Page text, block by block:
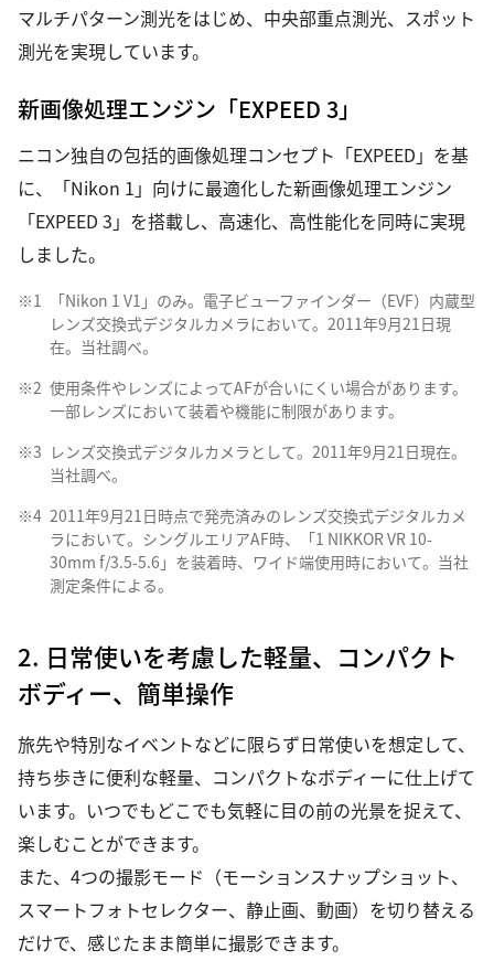
マルチパターン測光をはじめ、中央部重点測光、スポット
測光を実現しています。
新画像処理エンジン「EXPEED 3」
ニコン独自の包括的画像処理コンセプト「EXPEED」を基
に、「Nikon 1」向けに最適化した新画像処理エンジン
「EXPEED 3」を搭載し、高速化、高性能化を同時に実現
しました。
※1
「Nikon 1 V1」のみ。電子ビューファインダー（EVF）内蔵型
レンズ交換式デジタルカメラにおいて。2011年9月21日現
在。当社調べ。
※2 使用条件やレンズによってAFが合いにくい場合があります。
一部レンズにおいて装着や機能に制限があります。
※3 レンズ交換式デジタルカメラとして。2011年9月21日現在。
当社調べ。
※4 2011年9月21日時点で発売済みのレンズ交換式デジタルカメ
ラにおいて。シングルエリアAF時、「1 NIKKOR VR 10-
30mm f/3.5-5.6」を装着時、ワイド端使用時において。当社
測定条件による。
2. 日常使いを考慮した軽量、コンパクト
ボディー、簡単操作
旅先や特別なイベントなどに限らず日常使いを想定して、
持ち歩きに便利な軽量、コンパクトなボディーに仕上げて
います。いつでもどこでも気軽に目の前の光景を捉えて、
楽しむことができます。
また、4つの撮影モード（モーションスナップショット、
スマートフォトセレクター、静止画、動画）を切り替える
だけで、感じたまま簡単に撮影できます。